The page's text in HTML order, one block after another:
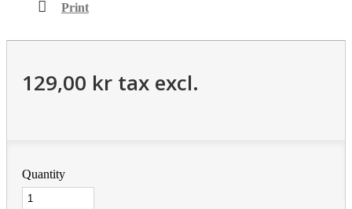
Print
129,00 kr tax excl.
Quantity